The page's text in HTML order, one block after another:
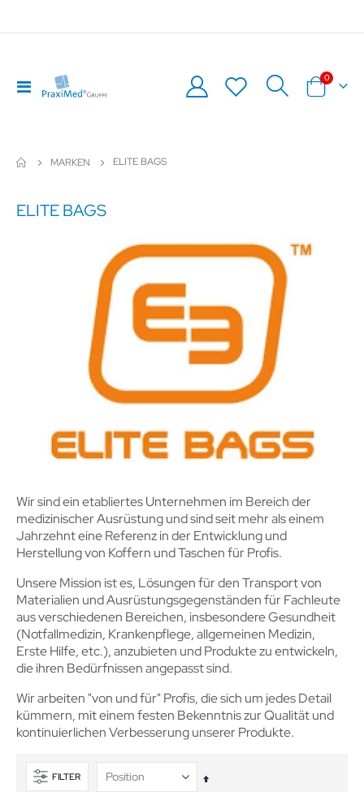
Navigation
umschalten
Warenkorb
0Artikel
MARKEN ELITE BAGS
ELITE BAGS
Wir sind ein etabliertes Unternehmen im Bereich der
medizinischer Ausrüstung und sind seit mehr als einem
Jahrzehnt eine Referenz in der Entwicklung und
Herstellung von Koffern und Taschen für Profis.
Unsere Mission ist es, Lösungen für den Transport von
Materialien und Ausrüstungsgegenständen für Fachleute
aus verschiedenen Bereichen, insbesondere Gesundheit
(Notfallmedizin, Krankenpflege, allgemeinen Medizin,
Erste Hilfe, etc.), anzubieten und Produkte zu entwickeln,
die ihren Bedürfnissen angepasst sind.
Wir arbeiten "von und für" Profis, die sich um jedes Detail
kümmern, mit einem festen Bekenntnis zur Qualität und
kontinuierlichen Verbesserung unserer Produkte.
FILTER
In